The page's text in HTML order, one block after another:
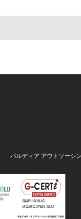
パルディア アウトソーシ